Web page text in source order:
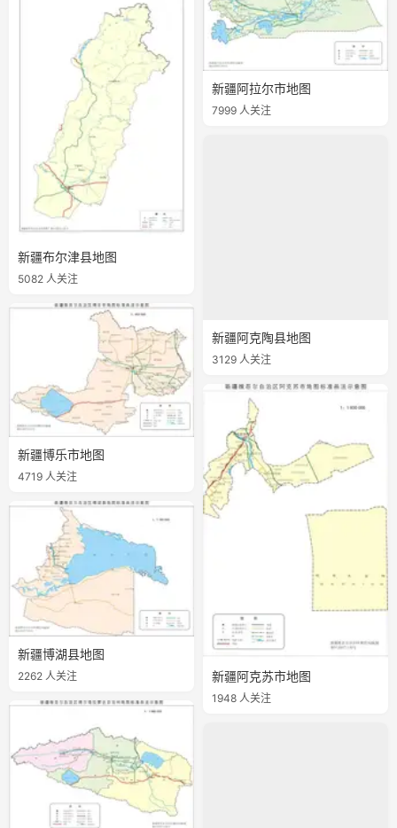
新疆布尔津县地图
5082 人关注
新疆博乐市地图
4719 人关注
新疆博湖县地图
2262 人关注
3129 人关注